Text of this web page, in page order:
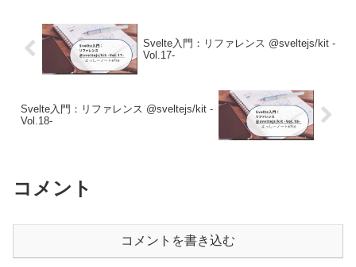
Svelte入門：リファレンス @sveltejs/kit -
Vol.17-
Svelte入門：リファレンス @sveltejs/kit -
Vol.18-
コメント
コメントを書き込む